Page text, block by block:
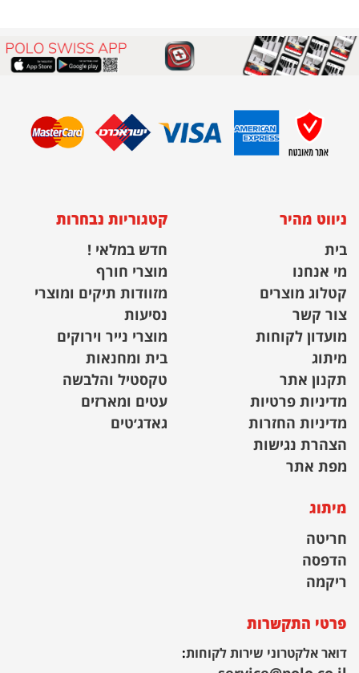
ניווט מהיר
בית
מי אנחנו
קטלוג מוצרים
צור קשר
מועדון לקוחות
מיתוג
תקנון אתר
מדיניות פרטיות
מדיניות החזרות
הצהרת נגישות
מפת אתר
קטגוריות נבחרות
חדש במלאי !
מוצרי חורף
מזוודות תיקים ומוצרי
נסיעות
מוצרי נייר וירוקים
בית ומחנאות
טקסטיל והלבשה
עטים ומארזים
גאדג׳טים
מיתוג
חריטה
הדפסה
ריקמה
פרטי התקשרות
דואר אלקטרוני שירות לקוחות: